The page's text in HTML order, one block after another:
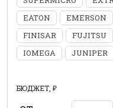
EATON
EMERSON
FINISAR
FUJITSU
IOMEGA
JUNIPER
БЮДЖЕТ, ₽